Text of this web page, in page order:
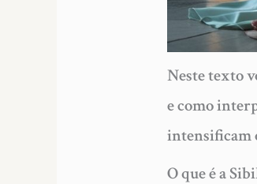
Neste texto
e como
intensificam
O que é a